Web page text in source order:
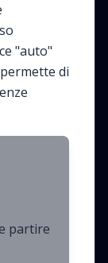
"auto"
di
partire